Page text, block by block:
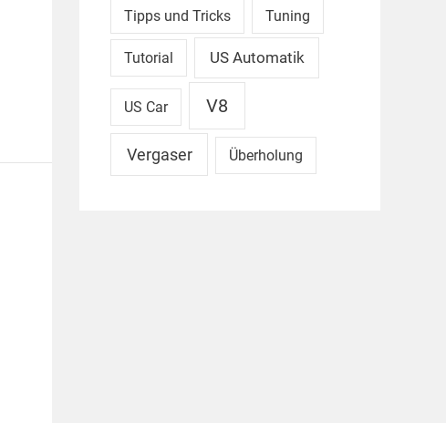
Tipps und Tricks Tuning
Tutorial US Automatik
US Car V8
Vergaser Überholung